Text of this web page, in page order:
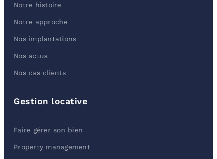
Notre histoire
Notre approche
Nos implantations
Nos actus
Nos cas clients
Gestion locative
Faire gérer son bien
Property management